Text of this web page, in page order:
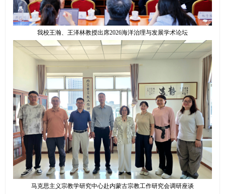
我校王瀚、王泽林教授出席2026海洋治理与发展学术论坛
马克思主义宗教学研究中心赴内蒙古宗教工作研究会调研座谈